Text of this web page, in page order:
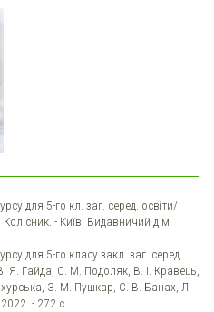
для 5-го кл. заг. серед. освіти/
- Київ: Видавничий дім
для 5-го класу закл. заг. серед.
Я. Гайда, С. М. Подоляк, В. І. Кравець,
З. М. Пушкар, С. В. Банах, Л.
- 272 с..